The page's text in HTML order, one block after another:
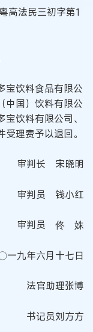
高法民三初字第1
宝饮料食品有限公
中国）饮料有限公
饮料有限公司、
理费予以退回。
审判长 宋晓明
审判员 钱小红
审判员 佟 姝
一九年六月十七日
法官助理张博
书记员刘方方